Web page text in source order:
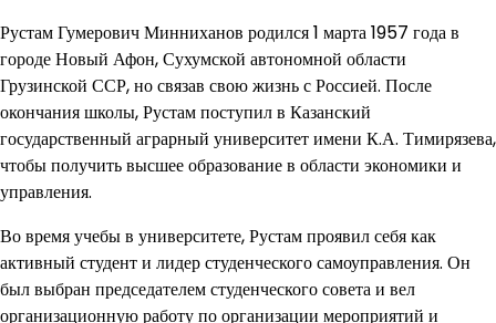
Рустам Гумерович Минниханов родился 1 марта 1957 года в
городе Новый Афон, Сухумской автономной области
Грузинской ССР, но связав свою жизнь с Россией. После
окончания школы, Рустам поступил в Казанский
государственный аграрный университет имени К.А. Тимирязева,
чтобы получить высшее образование в области экономики и
управления.
Во время учебы в университете, Рустам проявил себя как
активный студент и лидер студенческого самоуправления. Он
был выбран председателем студенческого совета и вел
организационную работу по организации мероприятий и